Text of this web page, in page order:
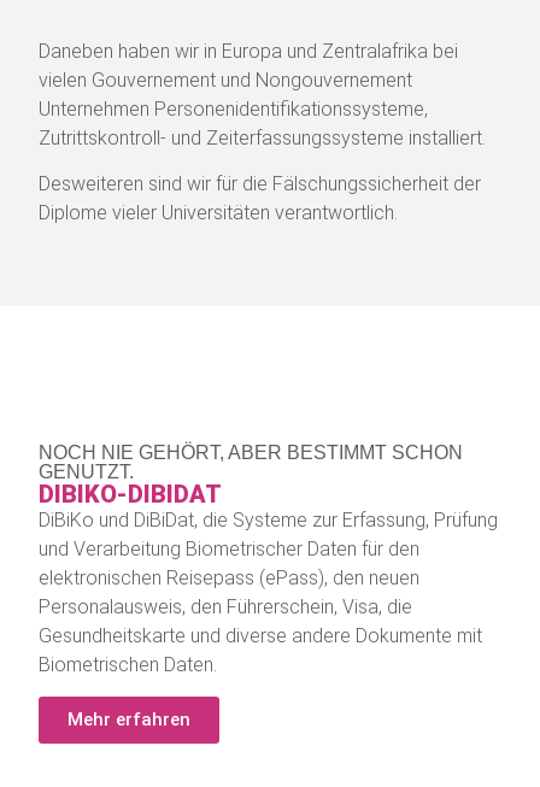
Daneben haben wir in Europa und Zentralafrika bei
vielen Gouvernement und Nongouvernement
Unternehmen Personenidentifikationssysteme,
Zutrittskontroll- und Zeiterfassungssysteme installiert.
Desweiteren sind wir für die Fälschungssicherheit der
Diplome vieler Universitäten verantwortlich.
NOCH NIE GEHÖRT, ABER BESTIMMT SCHON
GENUTZT.
DIBIKO-DIBIDAT
DiBiKo und DiBiDat, die Systeme zur Erfassung, Prüfung
und Verarbeitung Biometrischer Daten für den
elektronischen Reisepass (ePass), den neuen
Personalausweis, den Führerschein, Visa, die
Gesundheitskarte und diverse andere Dokumente mit
Biometrischen Daten.
Mehr erfahren